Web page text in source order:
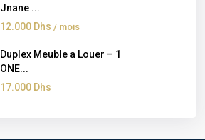
Jnane ...
12.000 Dhs / mois
Duplex Meuble a Louer – 1
ONE...
17.000 Dhs